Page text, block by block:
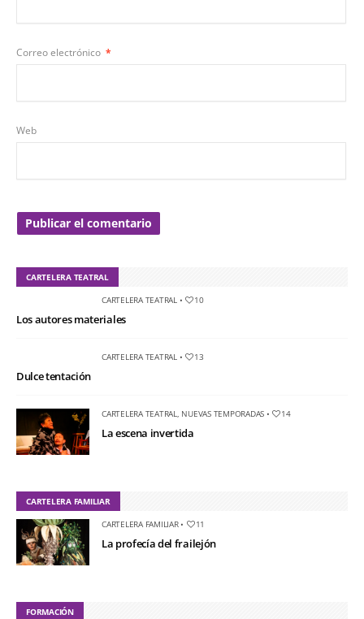
Correo electrónico *
Web
CARTELERA TEATRAL
CARTELERA TEATRAL• 10
Los autores materiales
CARTELERA TEATRAL• 13
Dulce tentación
CARTELERA TEATRAL, NUEVAS TEMPORADAS • 14
La escena invertida
CARTELERA FAMILIAR
CARTELERA FAMILIAR• 11
La profecía del frailejón
FORMACIÓN